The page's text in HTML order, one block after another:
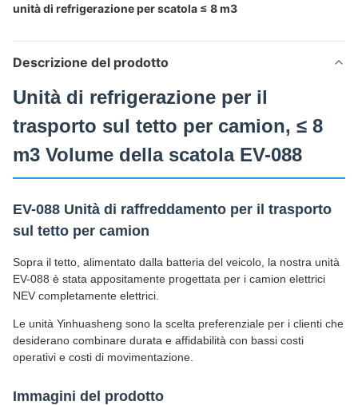
unità di refrigerazione per scatola ≤ 8 m3
Descrizione del prodotto
Unità di refrigerazione per il
trasporto sul tetto per camion, ≤ 8
m3 Volume della scatola EV-088
EV-088 Unità di raffreddamento per il trasporto
sul tetto per camion
Sopra il tetto, alimentato dalla batteria del veicolo, la nostra unità
EV-088 è stata appositamente progettata per i camion elettrici
NEV completamente elettrici.
Le unità Yinhuasheng sono la scelta preferenziale per i clienti che
desiderano combinare durata e affidabilità con bassi costi
operativi e costi di movimentazione.
Immagini del prodotto